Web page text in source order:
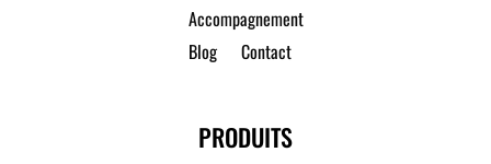
Accompagnement
Blog
Contact
PRODUITS